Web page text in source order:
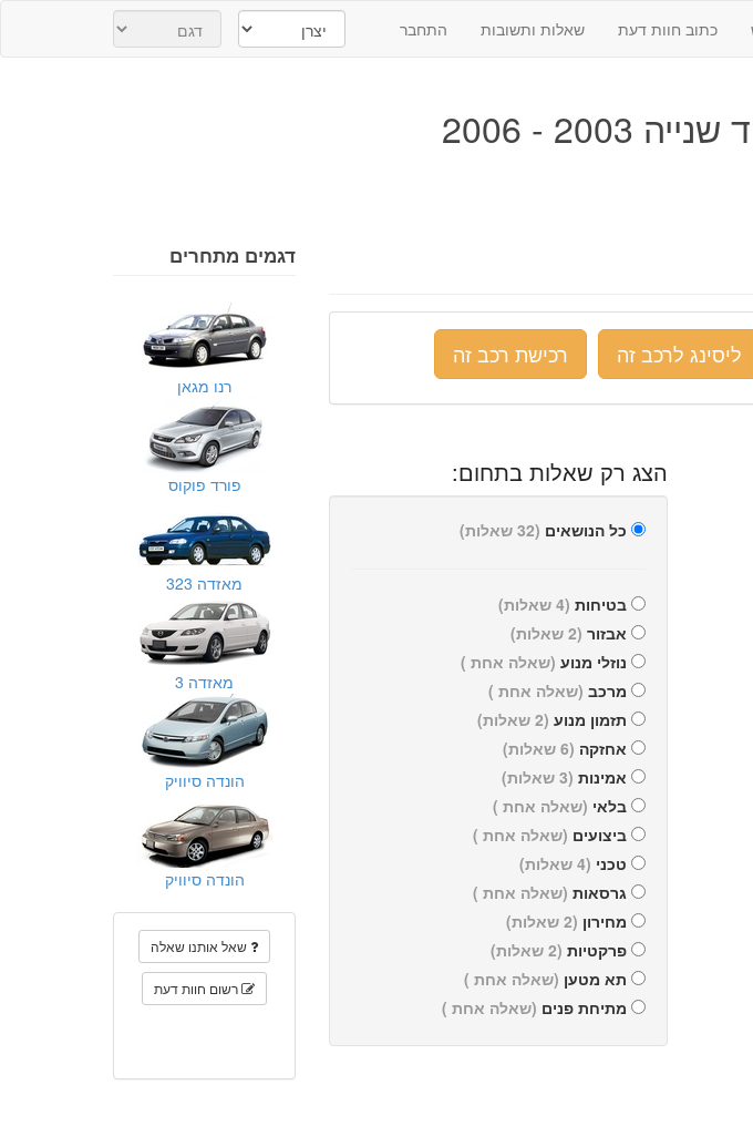
כתוב חוות דעת שאלות ותשובות התחבר
ליסינג לרכב זה רכישת רכב זה
הצג רק שאלות בתחום:
כל הנושאים (32 שאלות)
בטיחות (4 שאלות)
אבזור (2 שאלות)
נוזלי מנוע (שאלה אחת )
מרכב (שאלה אחת )
תזמון מנוע (2 שאלות)
אחזקה (6 שאלות)
אמינות (3 שאלות)
בלאי (שאלה אחת )
ביצועים (שאלה אחת )
טכני (4 שאלות)
גרסאות (שאלה אחת )
מחירון (2 שאלות)
פרקטיות (2 שאלות)
תא מטען (שאלה אחת )
מתיחת פנים (שאלה אחת )
דגמים מתחרים
רנו מגאן
פורד פוקוס
מאזדה 323
מאזדה 3
הונדה סיוויק
הונדה סיוויק
שאל אותנו שאלה
רשום חוות דעת